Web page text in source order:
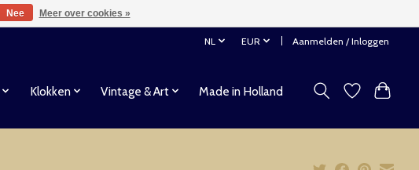
NL EUR Aanmelden / Inloggen
Klokken Vintage & Art Made in Holland
Nee Meer over cookies »